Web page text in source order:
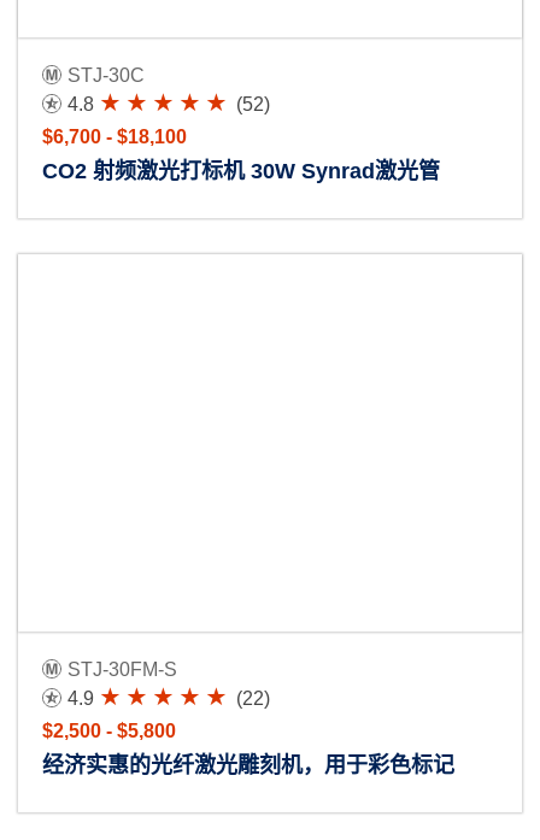
STJ-30C
4.8
(52)
$6,700 - $18,100
CO2 射频激光打标机 30W Synrad激光管
STJ-30FM-S
4.9
(22)
$2,500 - $5,800
经济实惠的光纤激光雕刻机，用于彩色标记